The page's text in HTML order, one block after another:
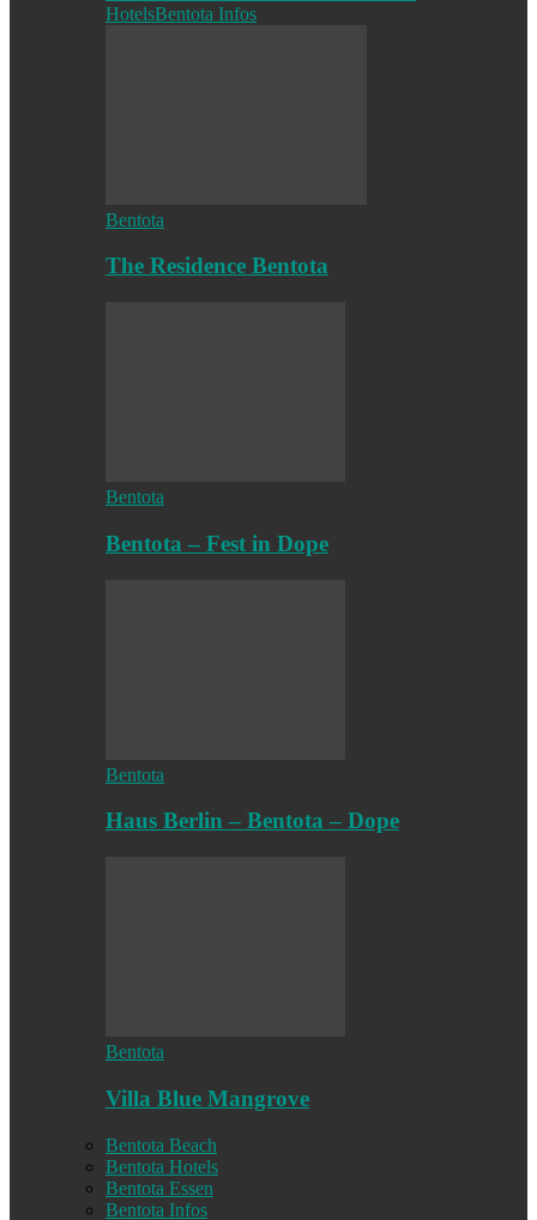
HotelsBentota Infos
Bentota
The Residence Bentota
Bentota
Bentota – Fest in Dope
Bentota
Haus Berlin – Bentota – Dope
Bentota
Villa Blue Mangrove
Bentota Beach
Bentota Hotels
Bentota Essen
Bentota Infos